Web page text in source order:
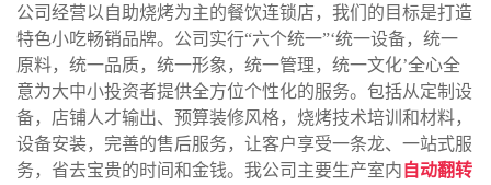
公司经营以自助烧烤为主的餐饮连锁店，我们的目标是打造
特色小吃畅销品牌。公司实行“六个统一”‘统一设备，统一
原料，统一品质，统一形象，统一管理，统一文化’全心全
意为大中小投资者提供全方位个性化的服务。包括从定制设
备，店铺人才输出、预算装修风格，烧烤技术培训和材料，
设备安装，完善的售后服务，让客户享受一条龙、一站式服
务，省去宝贵的时间和金钱。我公司主要生产室内 自动翻转